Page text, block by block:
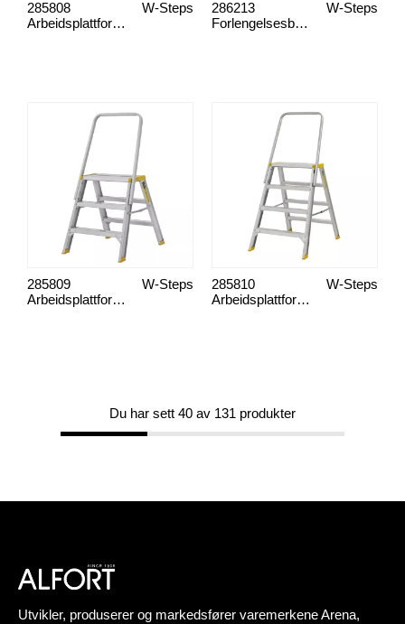
Arbeidsplattform, 55AB 4-trinn
W-Steps
285808
Forlengelsesben til arbeidsplattform.
W-Steps
286213
Arbeidsplattform, 55ABR 3-trinn
W-Steps
285809
Arbeidsplattform, 55ABR 4-trinn
W-Steps
285810
Du har sett 40 av 131 produkter
Utvikler, produserer og markedsfører varemerkene Arena,